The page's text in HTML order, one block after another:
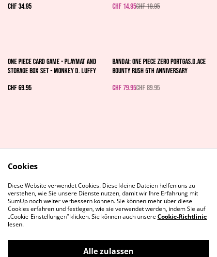
CHF 34.95 CHF 14.95CHF 19.95
One Piece Card Game - Playmat and
Storage Box Set - Monkey D. Luffy
CHF 69.95
%
Bandai: One Piece Zero Portgas.D.Ace
Bounty Rush 5th Anniversary
CHF 79.95CHF 89.95
Datenschutz
Cookie-Richtlinie
Kontaktiere uns
Cookies
Diese Website verwendet Cookies. Diese kleine Dateien helfen uns zu
verstehen, wie Sie unsere Dienste nutzen, damit wir Ihre Erfahrung mit
SumUp noch weiter verbessern können. Sie können mehr über diese
Cookies erfahren und festlegen, wie sie verwendet werden, indem Sie auf
„Cookie-Einstellungen” klicken. Sie können auch unsereCookie-Richtlinie
lesen.
Alle zulassen